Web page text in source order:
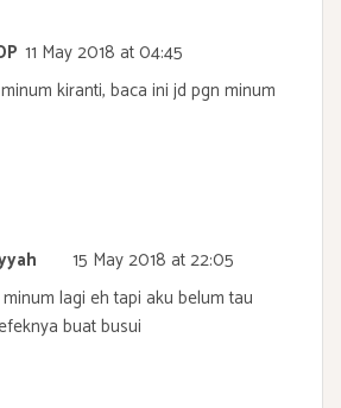
11 May 2018 at 04:45
kiranti, baca ini jd pgn minum
15 May 2018 at 22:05
lagi eh tapi aku belum tau
buat busui